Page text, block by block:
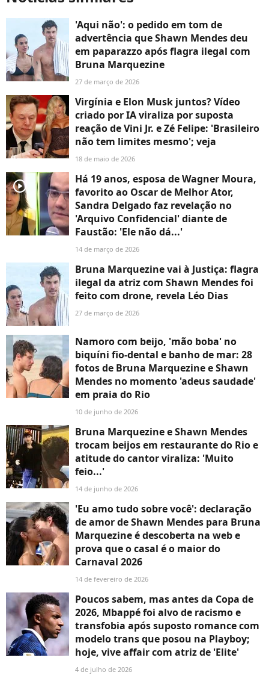
'Aqui não': o pedido em tom de
advertência que Shawn Mendes deu
em paparazzo após flagra ilegal com
Bruna Marquezine
27 de março de 2026
Virgínia e Elon Musk juntos? Vídeo
criado por IA viraliza por suposta
reação de Vini Jr. e Zé Felipe: 'Brasileiro
não tem limites mesmo'; veja
18 de maio de 2026
player2
Há 19 anos, esposa de Wagner Moura,
favorito ao Oscar de Melhor Ator,
Sandra Delgado faz revelação no
'Arquivo Confidencial' diante de
Faustão: 'Ele não dá...'
14 de março de 2026
Bruna Marquezine vai à Justiça: flagra
ilegal da atriz com Shawn Mendes foi
feito com drone, revela Léo Dias
27 de março de 2026
Namoro com beijo, 'mão boba' no
biquíni fio-dental e banho de mar: 28
fotos de Bruna Marquezine e Shawn
Mendes no momento 'adeus saudade'
em praia do Rio
10 de junho de 2026
Bruna Marquezine e Shawn Mendes
trocam beijos em restaurante do Rio e
atitude do cantor viraliza: 'Muito
feio...'
14 de junho de 2026
'Eu amo tudo sobre você': declaração
de amor de Shawn Mendes para Bruna
Marquezine é descoberta na web e
prova que o casal é o maior do
Carnaval 2026
14 de fevereiro de 2026
Poucos sabem, mas antes da Copa de
2026, Mbappé foi alvo de racismo e
transfobia após suposto romance com
modelo trans que posou na Playboy;
hoje, vive affair com atriz de 'Elite'
4 de julho de 2026